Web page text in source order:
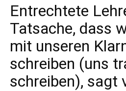
Entrechtete
Tatsache, dass
mit unseren
schreiben (uns
schreiben), sagt